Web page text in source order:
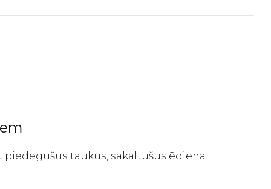
taukus, sakaltušus ēdiena